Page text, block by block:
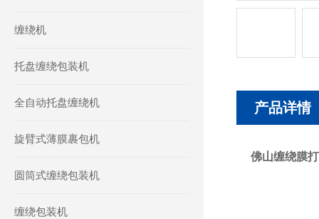
缠绕机
托盘缠绕包装机
全自动托盘缠绕机
旋臂式薄膜裹包机
圆筒式缠绕包装机
缠绕包装机
产品详情
佛山缠绕膜